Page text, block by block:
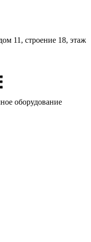
11, строение 18, этаж
оборудование